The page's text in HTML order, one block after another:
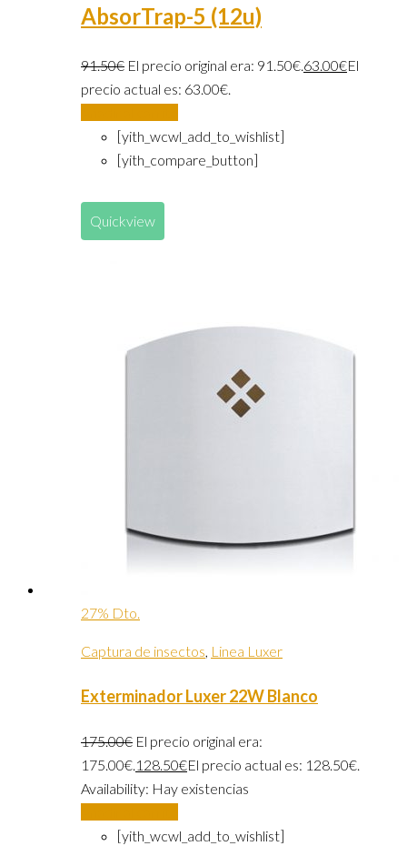
AbsorTrap-5 (12u)
91.50€ El precio original era: 91.50€.63.00€El
precio actual es: 63.00€.
[yith_wcwl_add_to_wishlist]
[yith_compare_button]
Quickview
27% Dto.
Captura de insectos, Linea Luxer
Exterminador Luxer 22W Blanco
175.00€ El precio original era:
175.00€.128.50€El precio actual es: 128.50€.
Availability: Hay existencias
[yith_wcwl_add_to_wishlist]